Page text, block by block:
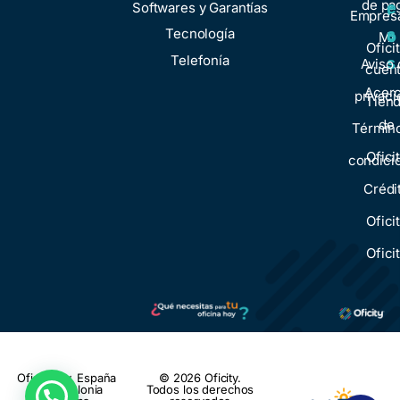
Softwares y Garantías
Tecnología
Telefonía
de
Mi
r
o
s
de
e
s
Aviso
Oficity: Av. España
1788, Colonia
© 2026 Oficity.
Todos los derechos